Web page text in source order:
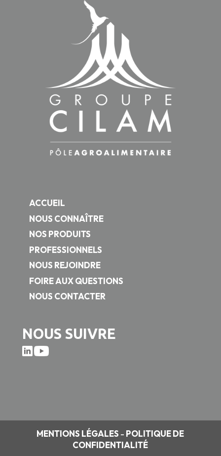
ACCUEIL
NOUS CONNAÎTRE
NOS PRODUITS
PROFESSIONNELS
NOUS REJOINDRE
FOIRE AUX QUESTIONS
NOUS CONTACTER
NOUS SUIVRE
MENTIONS LÉGALES - POLITIQUE DE
CONFIDENTIALITÉ